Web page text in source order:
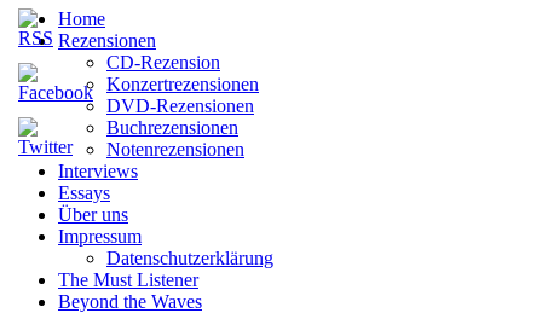
Home
Rezensionen
CD-Rezension
Konzertrezensionen
DVD-Rezensionen
Buchrezensionen
Notenrezensionen
Interviews
Essays
Über uns
Impressum
Datenschutzerklärung
The Must Listener
Beyond the Waves